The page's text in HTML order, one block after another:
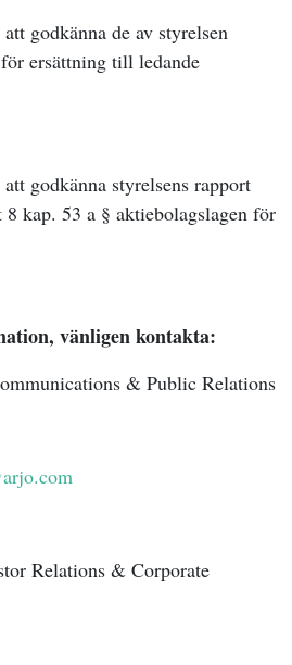
godkänna de av styrelsen
ersättning till ledande
godkänna styrelsens rapport
kap. 53 a § aktiebolagslagen för
vänligen kontakta:
& Public Relations
Relations & Corporate